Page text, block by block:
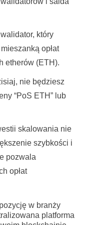
który
opłat
etherów (ETH).
nie będziesz
“PoS ETH” lub
skalowania nie
szybkości i
pozwala
opłat
w branży
platforma